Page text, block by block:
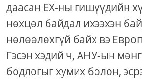
даасан ЕХ-ны гишүүдийн
нөхцөл байдал ихээхэн
нөлөөлөхгүй байх вэ
Гэсэн хэдий ч, АНУ-ын
бодлогыг хумих болон,